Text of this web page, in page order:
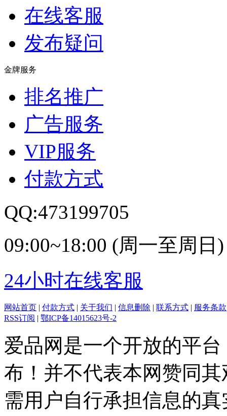
在线客服
发布疑问
金牌服务
排名推广
广告服务
VIP服务
付款方式
QQ:473199705
09:00~18:00 (周一至周日)
24小时在线客服
网站首页 | 付款方式 | 关于我们 | 信息删除 | 联系方式 | 服务条款
RSS订阅 | 鄂ICP备14015623号-2
爱品网是一个开放的平
布！并不代表本网赞同
需用户自行承担信息的